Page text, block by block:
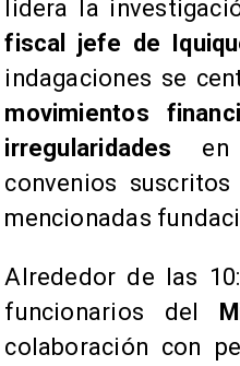
lidera la
fiscal jefe de
indagaciones se
movimientos
irregularidades
convenios
mencionadas
Alrededor de las
funcionarios del
colaboración con